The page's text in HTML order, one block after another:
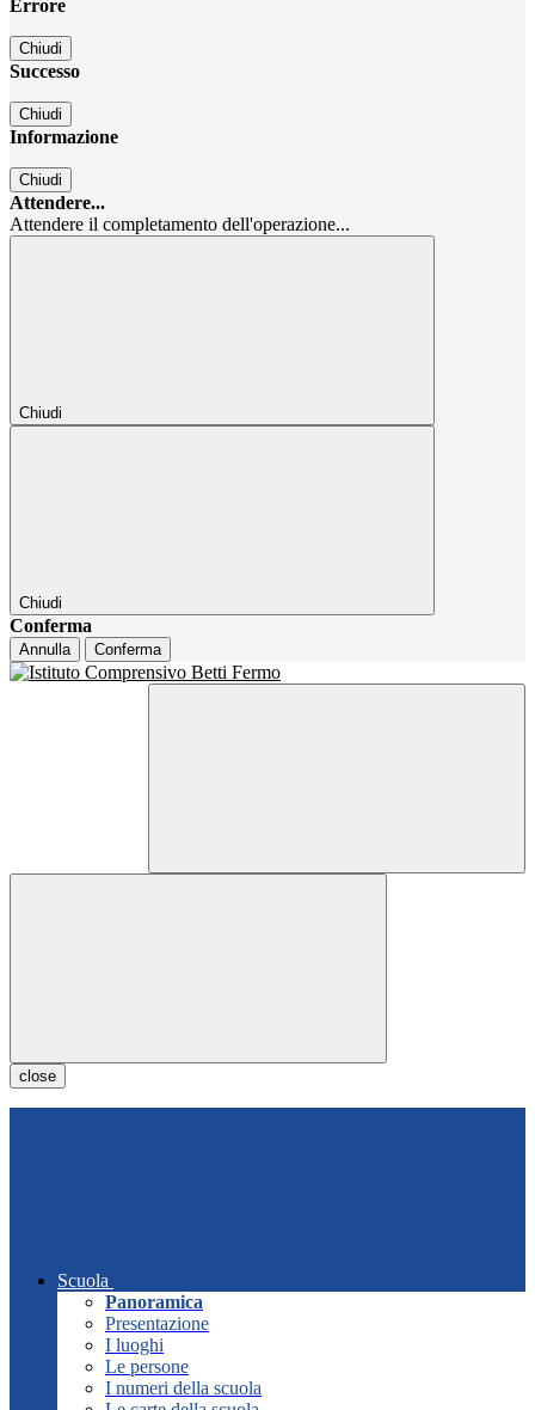
Errore
Chiudi
Successo
Chiudi
Informazione
Chiudi
Attendere...
Attendere il completamento dell'operazione...
Chiudi
Chiudi
Conferma
Annulla Conferma
close
Scuola
Panoramica
Presentazione
I luoghi
Le persone
I numeri della scuola